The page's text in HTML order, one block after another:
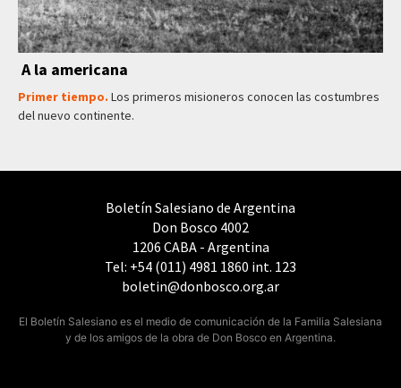
A la americana
Primer tiempo. Los primeros misioneros conocen las costumbres
del nuevo continente.
Boletín Salesiano de Argentina
Don Bosco 4002
1206 CABA - Argentina
Tel: +54 (011) 4981 1860 int. 123
boletin@donbosco.org.ar
El Boletín Salesiano es el medio de comunicación de la Familia Salesiana
y de los amigos de la obra de Don Bosco en Argentina.